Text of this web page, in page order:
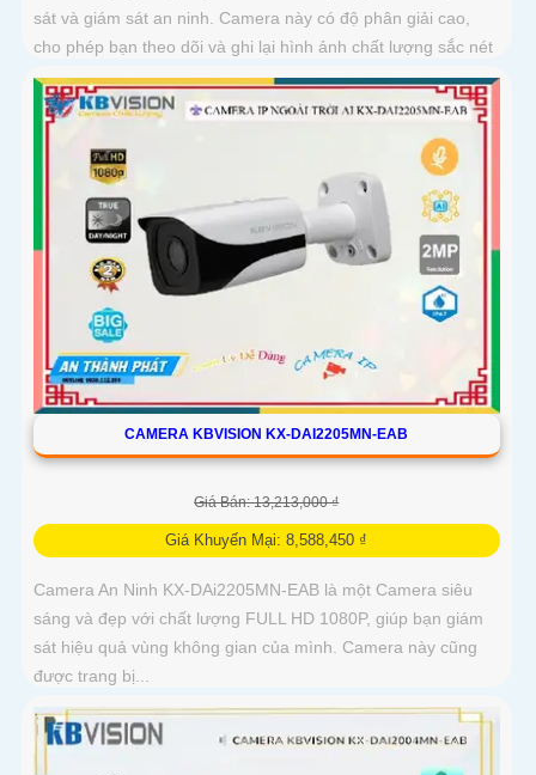
sát và giám sát an ninh. Camera này có độ phân giải cao,
cho phép bạn theo dõi và ghi lại hình ảnh chất lượng sắc nét
CAMERA KBVISION KX-DAI2205MN-EAB
Giá Bán: 13,213,000 ₫
Giá Khuyến Mại: 8,588,450 ₫
Camera An Ninh KX-DAi2205MN-EAB là một Camera siêu
sáng và đẹp với chất lượng FULL HD 1080P, giúp bạn giám
sát hiệu quả vùng không gian của mình. Camera này cũng
được trang bị...